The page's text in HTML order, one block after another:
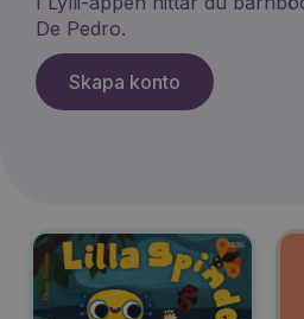
De Pedro.
Skapa konto